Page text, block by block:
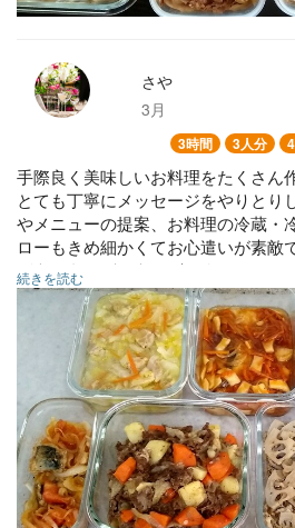
さや
3月
3時間 3人分
手際良く美味しいお料理をたくさん
とても丁寧にメッセージをやりとり
やメニューの提案、お料理の冷蔵・
ローもきめ細かくてお心遣いが素敵
どうもありがとうございました。
・豚肉とキャベツの味噌炒め
・牛肉と野菜の塩バター煮
・鶏肉と白菜のパイタン風
・タラの野菜きのこあんかけ
・サバ揚げ焼きトマト煮
・レンコンとしらすのきんぴら
・白菜と厚揚げの甘辛煮
・にんじんのゴマきんぴら
・ブロッコリーとツナの焼きびたし
・竹輪とこんにゃくとにんじんの煮
続きを読む